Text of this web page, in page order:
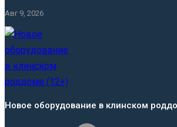
Авг 9, 2026
Новое оборудование в клинском